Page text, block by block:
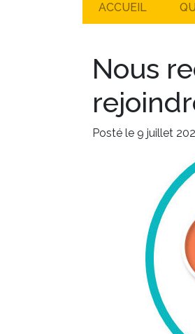
ACCUEIL
Nous
Posté le 9 juillet